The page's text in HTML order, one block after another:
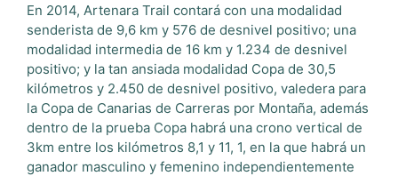
En 2014, Artenara Trail contará con una modalidad
senderista de 9,6 km y 576 de desnivel positivo; una
modalidad intermedia de 16 km y 1.234 de desnivel
positivo; y la tan ansiada modalidad Copa de 30,5
kilómetros y 2.450 de desnivel positivo, valedera para
la Copa de Canarias de Carreras por Montaña, además
dentro de la prueba Copa habrá una crono vertical de
3km entre los kilómetros 8,1 y 11, 1, en la que habrá un
ganador masculino y femenino independientemente